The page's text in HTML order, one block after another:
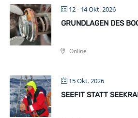
12 - 14 Okt. 2026
GRUNDLAGEN DES
Online
15 Okt. 2026
SEEFIT STATT